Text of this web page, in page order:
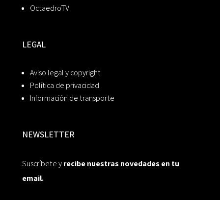
OctaedroTV
LEGAL
Aviso legal y copyright
Política de privacidad
Información de transporte
NEWSLETTER
Suscríbete yrecibe nuestras novedades en tu
email.